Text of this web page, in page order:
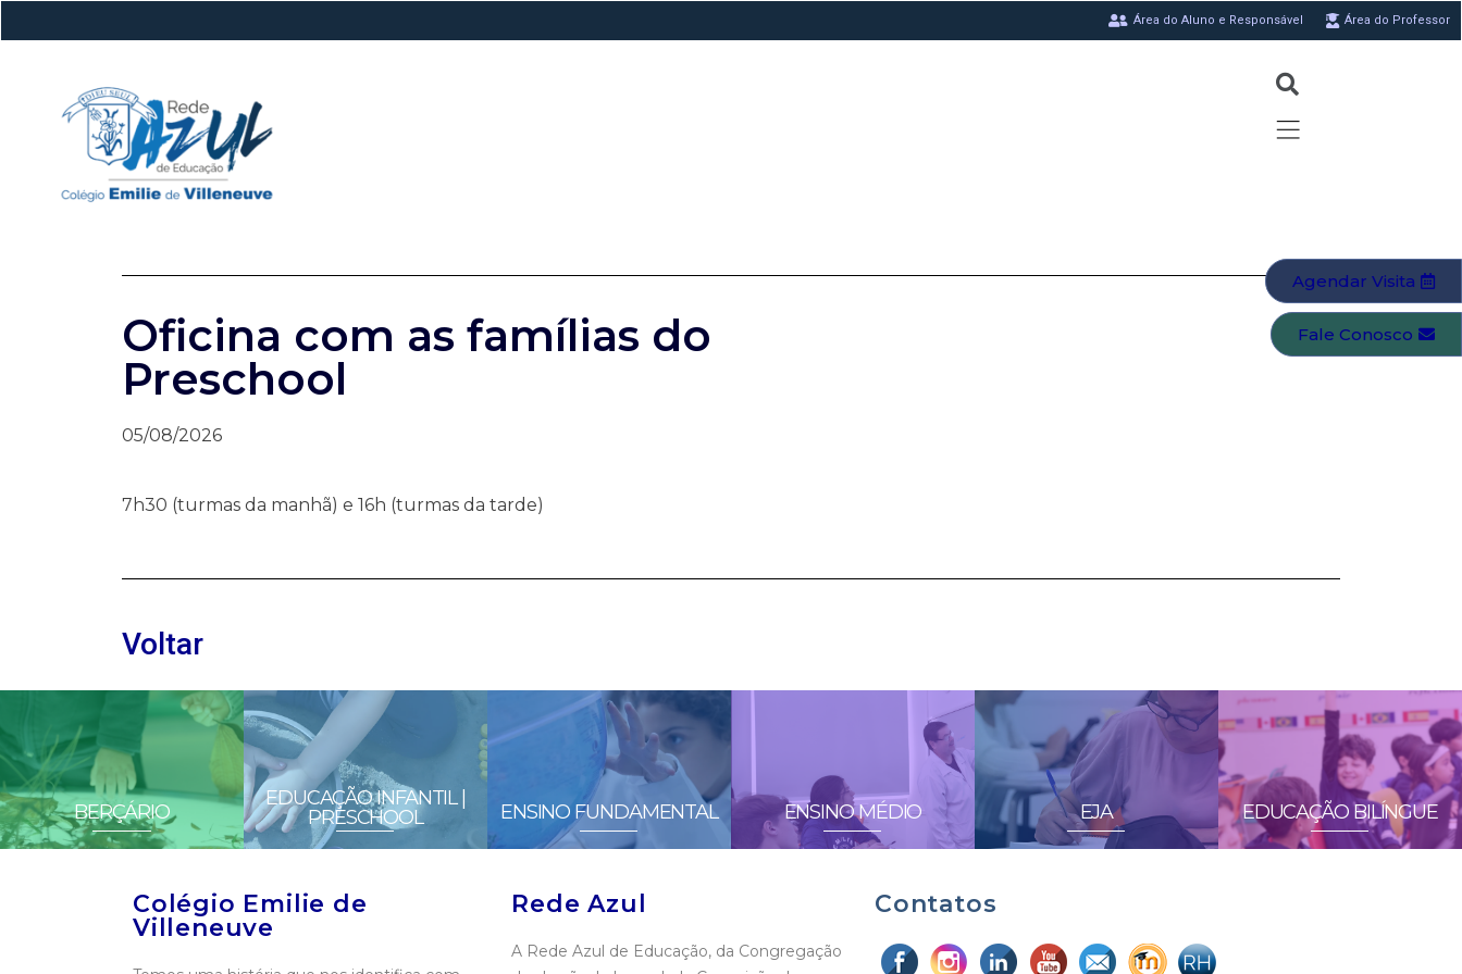
Área do Aluno e Responsável Área do Professor
Agendar Visita
Fale Conosco
Oficina com as famílias do
Preschool
05/08/2026
7h30 (turmas da manhã) e 16h (turmas da tarde)
Voltar
BERÇÁRIO
EDUCAÇÃO INFANTIL |
PRESCHOOL
ENSINO FUNDAMENTAL ENSINO MÉDIO EJA EDUCAÇÃO BILÍNGUE
Colégio Emilie de
Villeneuve
Rede Azul
A Rede Azul de Educação, da Congregação
Contatos